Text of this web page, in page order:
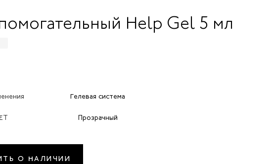
Help Gel 5 мл
Гелевая система
Прозрачный
О НАЛИЧИИ